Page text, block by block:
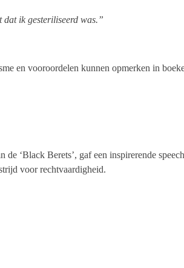
dat ik gesteriliseerd was.”
en vooroordelen kunnen opmerken in
de ‘Black Berets’, gaf een inspirerende
voor rechtvaardigheid.